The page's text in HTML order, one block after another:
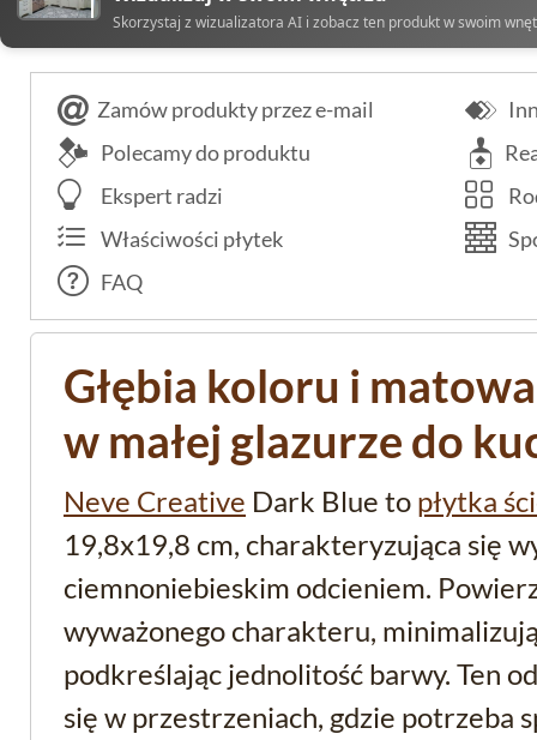
Skorzystaj z wizualizatora AI i zobacz ten produkt w swoim
Zamów produkty przez e-mail
Polecamy do produktu
Ekspert radzi
Właściwości płytek
FAQ
Głębia koloru i
w małej glazurze do
Neve Creative Dark Blue to płytka
19,8x19,8 cm, charakteryzująca się
ciemnoniebieskim odcieniem.
wyważonego charakteru,
podkreślając jednolitość barwy. Ten
się w przestrzeniach, gdzie potrzeba